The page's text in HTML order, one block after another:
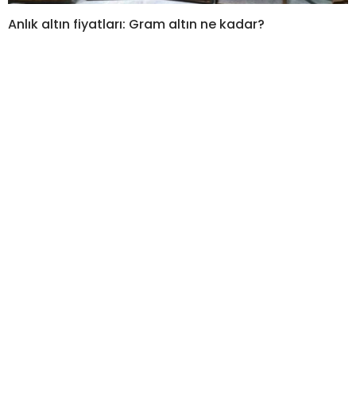
Anlık altın fiyatları: Gram altın ne kadar?